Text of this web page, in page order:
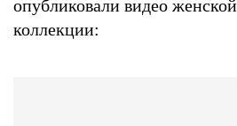
опубликовали видео
коллекции: